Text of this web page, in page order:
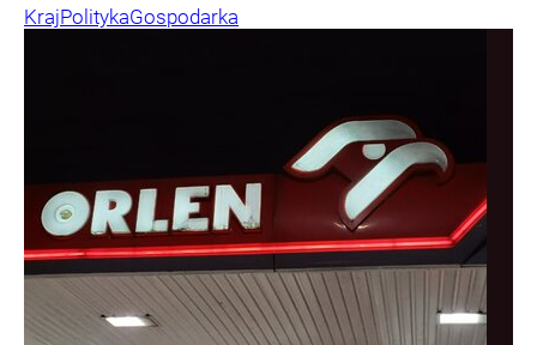
KrajPolitykaGospodarka